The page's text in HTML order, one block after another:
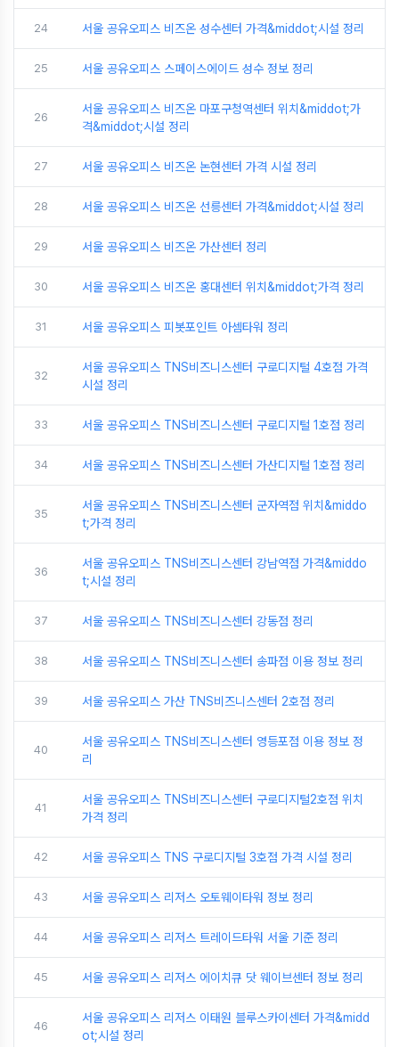
24 서울 공유오피스 비즈온 성수센터 가격&middot;시설 정리
25 서울 공유오피스 스페이스에이드 성수 정보 정리
26
서울 공유오피스 비즈온 마포구청역센터 위치&middot;가
격&middot;시설 정리
27 서울 공유오피스 비즈온 논현센터 가격 시설 정리
28 서울 공유오피스 비즈온 선릉센터 가격&middot;시설 정리
29 서울 공유오피스 비즈온 가산센터 정리
30 서울 공유오피스 비즈온 홍대센터 위치&middot;가격 정리
31 서울 공유오피스 피봇포인트 아셈타워 정리
32
서울 공유오피스 TNS비즈니스센터 구로디지털 4호점 가격
시설 정리
33 서울 공유오피스 TNS비즈니스센터 구로디지털 1호점 정리
34 서울 공유오피스 TNS비즈니스센터 가산디지털 1호점 정리
35
서울 공유오피스 TNS비즈니스센터 군자역점 위치&middo
t;가격 정리
36
서울 공유오피스 TNS비즈니스센터 강남역점 가격&middo
t;시설 정리
37 서울 공유오피스 TNS비즈니스센터 강동점 정리
38 서울 공유오피스 TNS비즈니스센터 송파점 이용 정보 정리
39 서울 공유오피스 가산 TNS비즈니스센터 2호점 정리
40
서울 공유오피스 TNS비즈니스센터 영등포점 이용 정보 정
리
41
서울 공유오피스 TNS비즈니스센터 구로디지털2호점 위치
가격 정리
42 서울 공유오피스 TNS 구로디지털 3호점 가격 시설 정리
43 서울 공유오피스 리저스 오토웨이타워 정보 정리
44 서울 공유오피스 리저스 트레이드타워 서울 기준 정리
45 서울 공유오피스 리저스 에이치큐 닷 웨이브센터 정보 정리
46
서울 공유오피스 리저스 이태원 블루스카이센터 가격&midd
ot;시설 정리